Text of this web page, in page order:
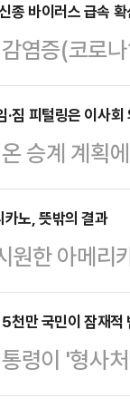
임원진이
팅을 가졌
공급망 및
트워킹 공
장 전략 담
종 바이러스 급속 확
염증(코로
고 있다.
다시 나타나
게이자신문
코로나19
해 9월부
고 있다.지
짐 피털링은 이사회
승계 계획
다우는 회
의장으로
임했다고
하기 위한
"피털링
장기적 경쟁
노, 뜻밖의 결과
원한 아메리
메리카노 한
국지질·동
강영양조
스테롤혈증
만 국민이 잠재적
령이 '형사
에는 5000